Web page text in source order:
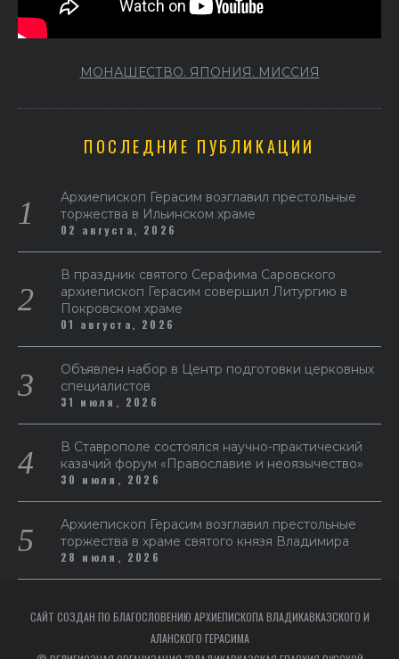
МОНАШЕСТВО. ЯПОНИЯ. МИССИЯ
ПОСЛЕДНИЕ ПУБЛИКАЦИИ
Архиепископ Герасим возглавил престольные
торжества в Ильинском храме
02 августа, 2026
В праздник святого Серафима Саровского
архиепископ Герасим совершил Литургию в
Покровском храме
01 августа, 2026
Объявлен набор в Центр подготовки церковных
специалистов
31 июля, 2026
В Ставрополе состоялся научно-практический
казачий форум «Православие и неоязычество»
30 июля, 2026
Архиепископ Герасим возглавил престольные
торжества в храме святого князя Владимира
28 июля, 2026
САЙТ СОЗДАН ПО БЛАГОСЛОВЕНИЮ АРХИЕПИСКОПА ВЛАДИКАВКАЗСКОГО И
АЛАНСКОГО ГЕРАСИМА